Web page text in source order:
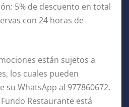
5% de descuento en total
con 24 horas de
están sujetos a
los cuales pueden
su WhatsApp al 977860672.
Restaurante está